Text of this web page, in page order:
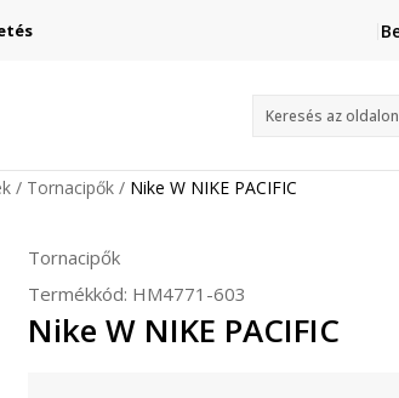
Lépj velünk
online@sport-
Keresés az oldalon
Tornacipők Nike W NIKE PACIFIC
Tornacipők
Termékkód: HM4771-603
Nike W NIKE PACIFIC